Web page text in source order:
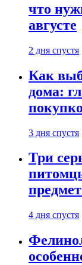
что
августе
2 дня спустя
Как
дома:
3 дня спустя
Три
4 дня спустя